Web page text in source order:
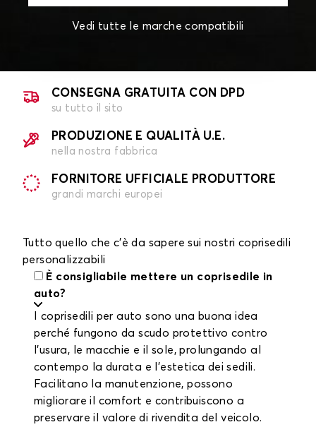
Vedi tutte le marche compatibili
CONSEGNA GRATUITA CON DPD
su tutto il sito
PRODUZIONE E QUALITÀ U.E.
nella nostra fabbrica
FORNITORE UFFICIALE PRODUTTORE
grandi marchi europei
Tutto quello che c'è da sapere sui nostri coprisedili
personalizzabili
È consigliabile mettere un coprisedile in
auto?
I coprisedili per auto sono una buona idea
perché fungono da scudo protettivo contro
l'usura, le macchie e il sole, prolungando al
contempo la durata e l'estetica dei sedili.
Facilitano la manutenzione, possono
migliorare il comfort e contribuiscono a
preservare il valore di rivendita del veicolo.